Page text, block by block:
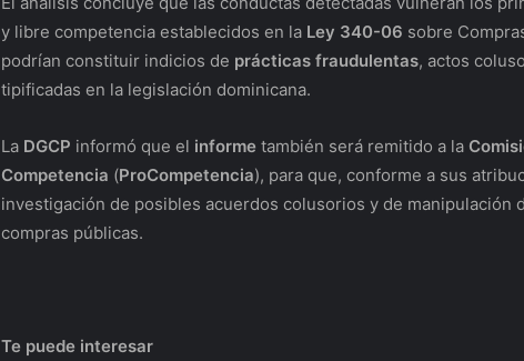
y libre competencia establecidos en la Ley 340-06 sobre
podrían constituir indicios de prácticas fraudulentas, actos
tipificadas en la legislación dominicana.
La DGCP informó que el informe también será remitido a la
Competencia (ProCompetencia), para que, conforme a sus
investigación de posibles acuerdos colusorios y de manipulación
compras públicas.
Te puede interesar